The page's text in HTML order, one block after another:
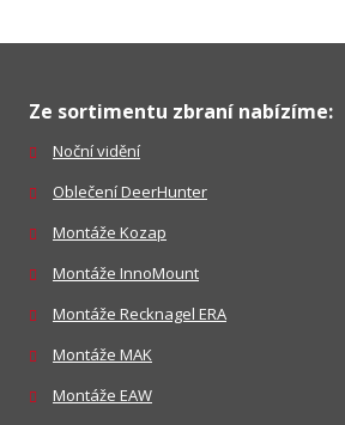
Ze sortimentu zbraní nabízíme:
Noční vidění
Oblečení DeerHunter
Montáže Kozap
Montáže InnoMount
Montáže Recknagel ERA
Montáže MAK
Montáže EAW